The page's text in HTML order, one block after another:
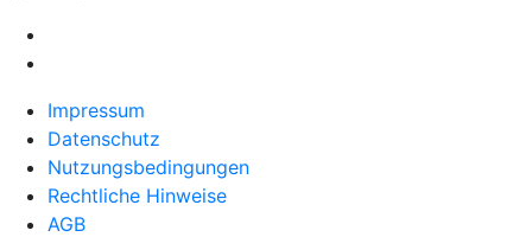
Impressum
Datenschutz
Nutzungsbedingungen
Rechtliche Hinweise
AGB